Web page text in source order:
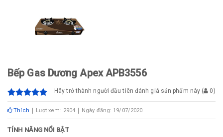
Bếp Gas Dương Apex APB3556
Hãy trở thành người đầu tiên đánh giá sản phẩm này ( 0)
Thích Lượt xem: 2904 Ngày đăng: 19/07/2020
TÍNH NĂNG NỔI BẬT